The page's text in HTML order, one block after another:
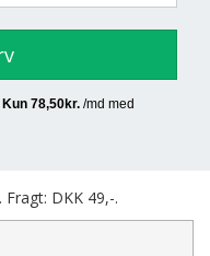
DKK 49,-.